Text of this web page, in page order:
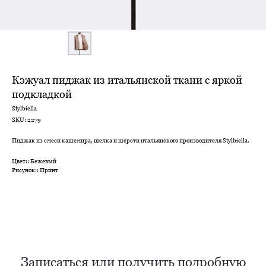
Кэжуал пиджак из итальянской ткани с яркой
подкладкой
Stylbiella
SKU:2279
Пиджак из смеси кашемира, шелка и шерсти итальянского производителя Stylbiella.
Цвет:: Бежевый
Рисунок:: Принт
Записаться или получить подробную
Какую ткань выбрать?
костюм для офиса?